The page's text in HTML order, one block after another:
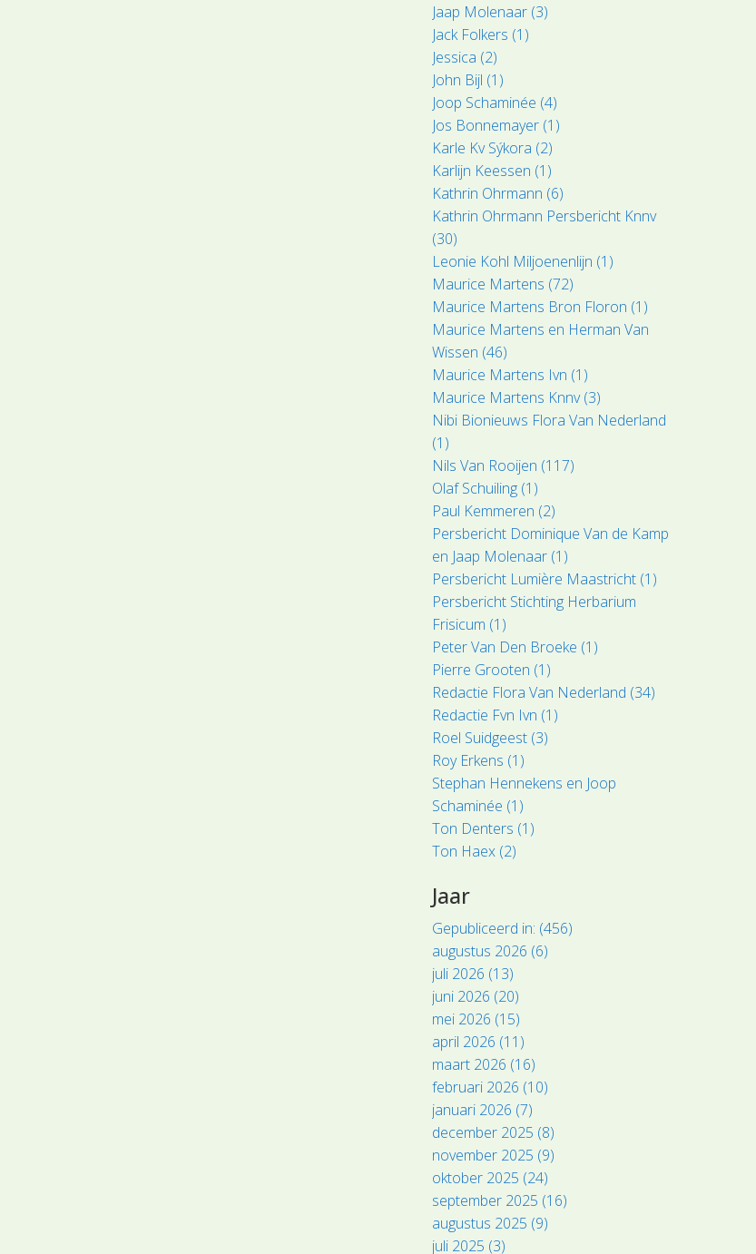
Jaap Molenaar (3)
Jack Folkers (1)
Jessica (2)
John Bijl (1)
Joop Schaminée (4)
Jos Bonnemayer (1)
Karle Kv Sýkora (2)
Karlijn Keessen (1)
Kathrin Ohrmann (6)
Kathrin Ohrmann Persbericht Knnv
(30)
Leonie Kohl Miljoenenlijn (1)
Maurice Martens (72)
Maurice Martens Bron Floron (1)
Maurice Martens en Herman Van
Wissen (46)
Maurice Martens Ivn (1)
Maurice Martens Knnv (3)
Nibi Bionieuws Flora Van Nederland
(1)
Nils Van Rooijen (117)
Olaf Schuiling (1)
Paul Kemmeren (2)
Persbericht Dominique Van de Kamp
en Jaap Molenaar (1)
Persbericht Lumière Maastricht (1)
Persbericht Stichting Herbarium
Frisicum (1)
Peter Van Den Broeke (1)
Pierre Grooten (1)
Redactie Flora Van Nederland (34)
Redactie Fvn Ivn (1)
Roel Suidgeest (3)
Roy Erkens (1)
Stephan Hennekens en Joop
Schaminée (1)
Ton Denters (1)
Ton Haex (2)
Jaar
Gepubliceerd in: (456)
augustus 2026 (6)
juli 2026 (13)
juni 2026 (20)
mei 2026 (15)
april 2026 (11)
maart 2026 (16)
februari 2026 (10)
januari 2026 (7)
december 2025 (8)
november 2025 (9)
oktober 2025 (24)
september 2025 (16)
augustus 2025 (9)
juli 2025 (3)